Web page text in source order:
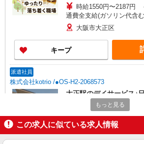
時給1550円〜2187円
通費全支給(ガソリン代含
大阪市大正区
キープ
派遣社員
株式会社kotrio /●OS-H2-2068573
大正駅のデイサービス♪
趣味も満喫
時給1550円〜2187円
通費全支給(ガソリン代含む)
大阪市大正区
もっと見る
この求人に似ている求人情報